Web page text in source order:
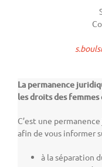
La permanence
les droits des
C’est une
afin de vous informer
à la séparation